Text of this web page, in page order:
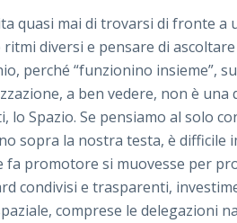
quasi mai di trovarsi di fronte a
diversi e pensare di
perché “funzionino insieme”,
a ben vedere, non è
lo Spazio. Se pensiamo al solo
sopra la nostra testa, è difficile
fa promotore si muovesse per
condivisi e trasparenti,
comprese le delegazioni